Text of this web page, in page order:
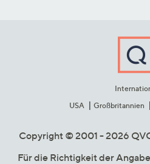
USA
Großbritannien
Copyright © 2001 - 2026
Für die Richtigkeit der